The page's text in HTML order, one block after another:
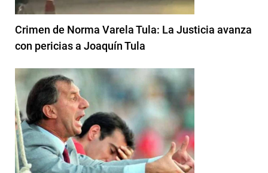
Crimen de Norma Varela Tula: La Justicia avanza
con pericias a Joaquín Tula